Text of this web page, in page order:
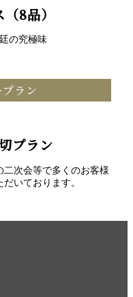
8品）
の究極味
ラン
プラン
次会等で多くのお客様
いております。